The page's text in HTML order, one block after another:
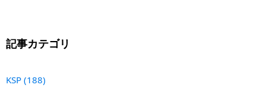
記事カテゴリ
KSP (188)